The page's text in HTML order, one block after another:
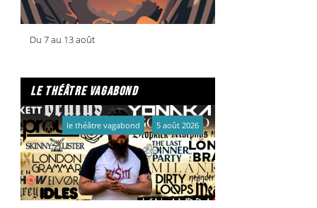
28 octobreMontmirail :Mardi 29 octobre
Jeudi 31 octobre
Plus d'infos : ICI !
Du 7 au 13 août
le théâtre vagabond
le théâtre vagabond 5 août 2026